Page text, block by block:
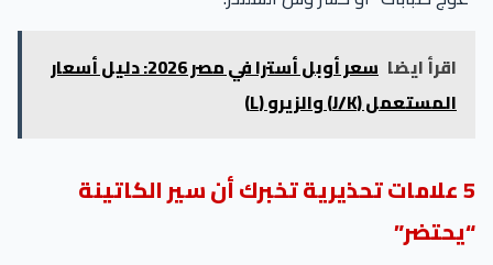
اقرأ ايضا
سعر أوبل أسترا في مصر 2026: دليل أسعار
المستعمل (J/K) والزيرو (L)
5 علامات تحذيرية تخبرك أن سير الكاتينة
“يحتضر”